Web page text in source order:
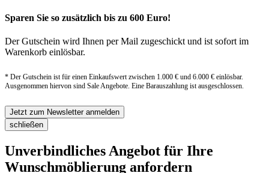
Sparen Sie so zusätzlich bis zu 600 Euro!
Der Gutschein wird Ihnen per Mail zugeschickt und ist sofort im
Warenkorb einlösbar.
* Der Gutschein ist für einen Einkaufswert zwischen 1.000 € und 6.000 € einlösbar.
Ausgenommen hiervon sind Sale Angebote. Eine Barauszahlung ist ausgeschlossen.
Jetzt zum Newsletter anmelden
schließen
Unverbindliches Angebot für Ihre
Wunschmöblierung anfordern